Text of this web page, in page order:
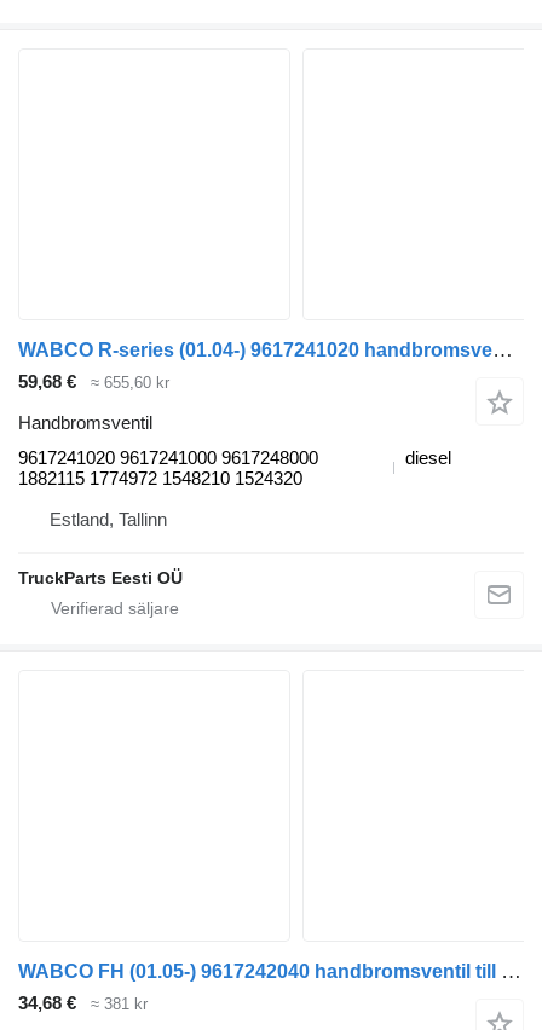
WABCO R-series (01.04-) 9617241020 handbromsventil till Scania P,G,R,T-series (2004-2017) dragbil
59,68 € ≈ 655,60 kr
Handbromsventil
9617241020 9617241000 9617248000
1882115 1774972 1548210 1524320
diesel
Estland, Tallinn
TruckParts Eesti OÜ
WABCO FH (01.05-) 9617242040 handbromsventil till Volvo FH12, FH16, NH12, FH, VNL780 (1993-2014) dragbil
34,68 € ≈ 381 kr